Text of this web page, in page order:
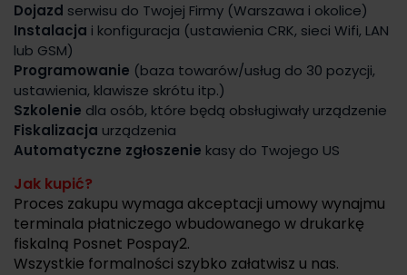
Dojazd serwisu do Twojej Firmy (Warszawa i okolice)
Instalacja i konfiguracja (ustawienia CRK, sieci Wifi, LAN
lub GSM)
Programowanie (baza towarów/usług do 30 pozycji,
ustawienia, klawisze skrótu itp.)
Szkolenie dla osób, które będą obsługiwały urządzenie
Fiskalizacja urządzenia
Automatyczne zgłoszenie kasy do Twojego US
Jak kupić?
Proces zakupu wymaga akceptacji umowy wynajmu
terminala płatniczego wbudowanego w drukarkę
fiskalną Posnet Pospay2.
Wszystkie formalności szybko załatwisz u nas.